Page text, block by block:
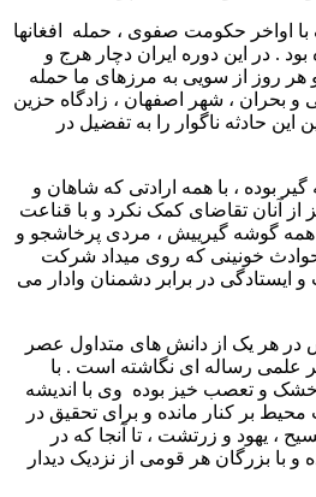
اواخر حکومت صفوی ، حمله افغانها
بود . در این دوره ایران دچار هرج و
روز از سویی به مرزهای ما حمله
و بحران ، شهر اصفهان ، زادگاه حزین
این حادثه ناگوار را به تفضیل در
بوده ، با همه ارادتی که شاهان و
از آنان تقاضای کمک نکرد و با قناعت
همه گوشه گیرییش ، مردی پرخاشجو و
حوادث خونینی که روی میداد شرکت
ایستادگی در برابر دشمنان وادار می
در هر یک از دانش های متداول عصر
علمی رساله ای نگاشته است . با
خشک و تعصب خیز بوده وی با اندیشه
بر کنار مانده و برای تحقیق در
، یهود و زرتشت ، تا آنجا که در
بزرگان هر قومی از نزدیک دیدار